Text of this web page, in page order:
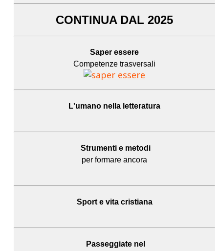
CONTINUA DAL 2025
Saper essere
Competenze trasversali
L'umano nella letteratura
Strumenti e metodi
per formare ancora
Sport e vita cristiana
Passeggiate nel